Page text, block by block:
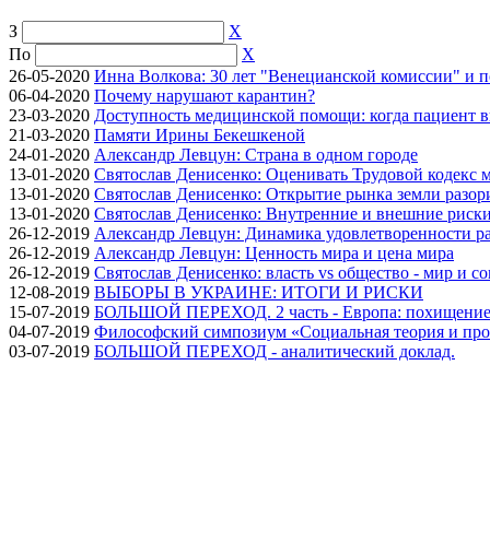
З
X
По
X
26-05-2020 Инна Волкова: 30 лет "Венецианской комиссии" и
06-04-2020 Почему нарушают карантин?
23-03-2020 Доступность медицинской помощи: когда пациент
21-03-2020 Памяти Ирины Бекешкеной
24-01-2020 Александр Левцун: Страна в одном городе
13-01-2020 Святослав Денисенко: Оценивать Трудовой кодекс
13-01-2020 Святослав Денисенко: Открытие рынка земли
13-01-2020 Святослав Денисенко: Внутренние и внешние
26-12-2019 Александр Левцун: Динамика удовлетворенности
26-12-2019 Александр Левцун: Ценность мира и цена мира
26-12-2019 Святослав Денисенко: власть vs общество - мир и
12-08-2019 ВЫБОРЫ В УКРАИНЕ: ИТОГИ И РИСКИ
15-07-2019 БОЛЬШОЙ ПЕРЕХОД. 2 часть - Европа: похищение
04-07-2019 Философский симпозиум «Социальная теория и
03-07-2019 БОЛЬШОЙ ПЕРЕХОД - аналитический доклад.